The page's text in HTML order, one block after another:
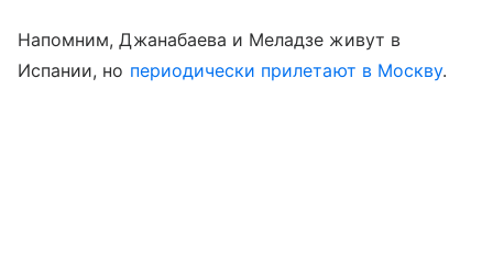
Напомним, Джанабаева и Меладзе живут в
Испании, но периодически прилетают в Москву.